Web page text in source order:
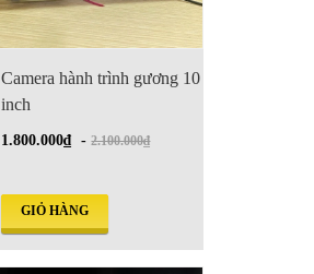
Camera hành trình gương 10
inch
1.800.000₫ -2.100.000₫
GIỎ HÀNG